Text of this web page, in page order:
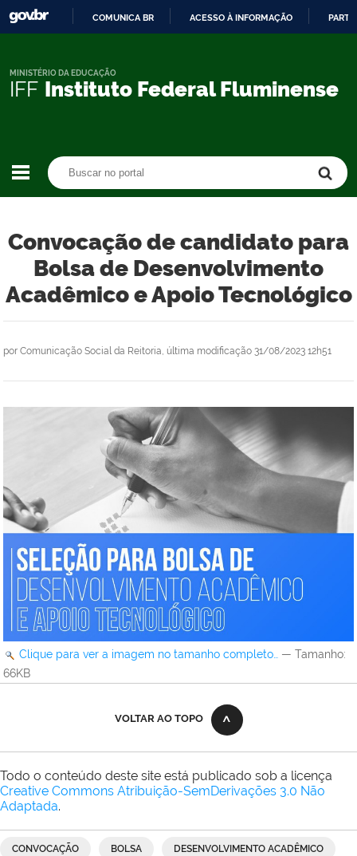
CONTEÚDO
COMUNICA BR ACESSO À INFORMAÇÃO
IFF Instituto Federal Fluminense
MINISTÉRIO DA EDUCAÇÃO
Convocação de candidato para
Bolsa de Desenvolvimento
Acadêmico e Apoio Tecnológico
por Comunicação Social da Reitoria, última modificação 31/08/2023 12h51
Clique para ver a imagem no tamanho completo… — Tamanho:
66KB
VOLTAR AO TOPO
Todo o conteúdo deste site está publicado sob a licença
Creative Commons Atribuição-SemDerivações 3.0 Não
Adaptada.
CONVOCAÇÃO BOLSA DESENVOLVIMENTO ACADÊMICO